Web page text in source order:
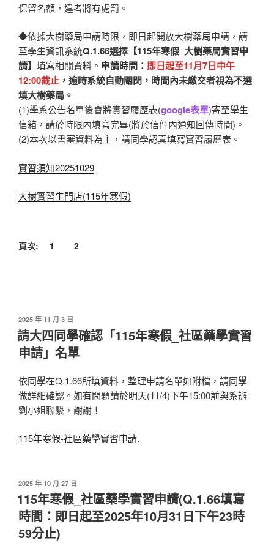
保留名額，違者將有處罰。
◆依據大樹藥局申請時限，即日起開放大樹藥局申請，請
至學生資訊系統Q.1.66選擇【115年寒假_大樹藥局實習申
請】 填寫相關資料。 申請時間： 即日起至11月7日中午
12:00截止 ，逾時系統自動關閉，時間內未繳交者視為不選
填大樹藥局。
(1)學系公告名單後會將實習履歷表(google表單)寄至學生
信箱，請於時限內填寫完畢(將於信件內通知回傳時間)。
(2)本次以書審資料為主，請同學認真填寫實習履歷表。
實習須知20251029
大樹實習生門店(115年寒假)
頁次: 1 2
發
佈
於
2025 年 11 月 3 日
請大四同學確認「115年寒假_社區藥學實習
申請」名單
依同學在Q.1.66所填資料，整理申請名單如附檔，請同學
做詳細確認。如有問題請於明天(11/4)下午15:00前與系辦
劉小姐聯繫，謝謝！
115年寒假-社區藥學實習申請.
發
佈
於
2025 年 10 月 27 日
115年寒假_社區藥學實習申請(Q.1.66填寫
時間：即日起至2025年10月31日下午23時
59分止)